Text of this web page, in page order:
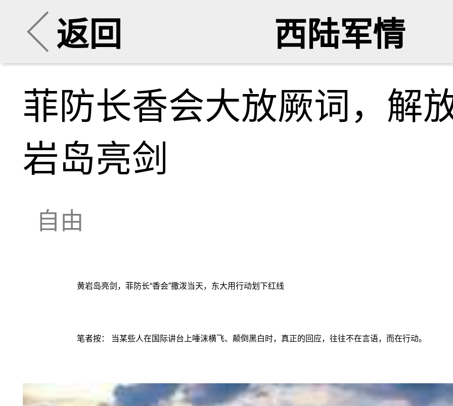
返回 西陆军情
菲防长香会大放厥词，解
岩岛亮剑
自由
黄岩岛亮剑，菲防长“香会”撒泼当天，东大用行动划下红线
笔者按： 当某些人在国际讲台上唾沫横飞、颠倒黑白时，真正的回应，往往不在言语，而在行动。